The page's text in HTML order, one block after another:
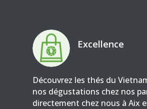
Excellence
Découvrez les thés du
nos dégustations chez nos
directement chez nous à Aix